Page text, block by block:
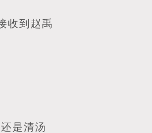
收到赵禹
是清汤